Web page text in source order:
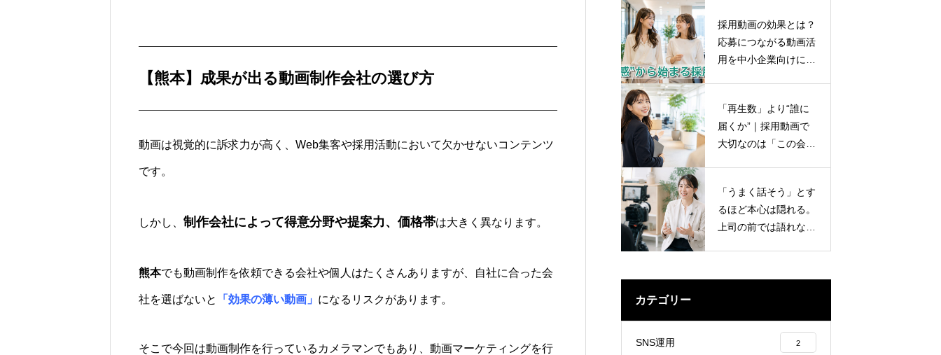
【熊本】成果が出る動画制作会社の選び方
動画は視覚的に訴求力が高く、Web集客や採用活動において欠かせないコンテンツ
です。
しかし、 制作会社によって得意分野や提案力、価格帯は大きく異なります。
熊本でも動画制作を依頼できる会社や個人はたくさんありますが、自社に合った会
社を選ばないと 「効果の薄い動画」 になるリスクがあります。
そこで今回は動画制作を行っているカメラマンでもあり、動画マーケティングを行
採用動画の効果とは？
応募につながる動画活
用を中小企業向けに解
「再生数」より“誰に
届くか”｜採用動画で
大切なのは「この会社
「うまく話そう」とす
るほど本心は隠れる。
上司の前では語れない
カテゴリー
SNS運用 2